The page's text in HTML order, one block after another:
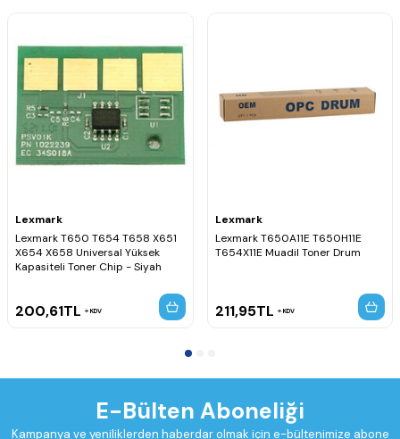
Lexmark
Lexmark T650 T654 T658 X651
X654 X658 Universal Yüksek
Kapasiteli Toner Chip - Siyah
200,61TL KDV
Lexmark
Lexmark T650A11E T650H11E
T654X11E Muadil Toner Drum
211,95TL KDV
E-Bülten Aboneliği
Kampanya ve yeniliklerden haberdar olmak için e-bültenimize abone